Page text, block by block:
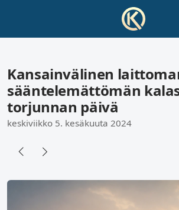
Kansainvälinen
sääntelemättömän
torjunnan päivä
keskiviikko 5. kesäkuuta 2024